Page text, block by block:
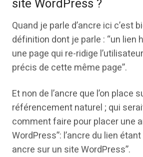
site WordPress ?
Quand je parle d’ancre ici c’est
définition dont je parle : “un lien
une page qui re-ridige
précis de cette même page”.
Et non de l’ancre que l’on place
référencement naturel ; qui
comment faire pour placer une
WordPress”: l’ancre du lien
ancre sur un site WordPress”.